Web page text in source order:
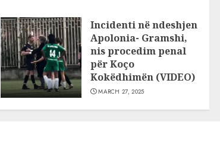
Incidenti në ndeshjen
Apolonia- Gramshi,
nis procedim penal
për Koço
Kokëdhimën (VIDEO)
MARCH 27, 2025